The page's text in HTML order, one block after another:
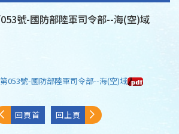
號-國防部陸軍司令部--海(空)域
053號-國防部陸軍司令部--海(空)域
回頁首 回上頁